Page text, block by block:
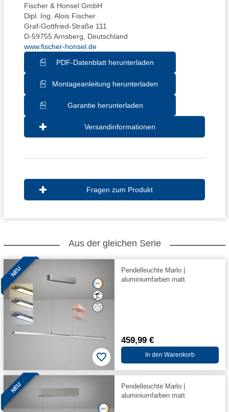
Fischer & Honsel GmbH
Dipl. Ing. Alois Fischer
Graf-Gottfried-Straße 111
D-59755 Arnsberg, Deutschland
www.fischer-honsel.de
PDF-Datenblatt herunterladen
Montageanleitung herunterladen
Garantie herunterladen
Versandinformationen
Fragen zum Produkt
Aus der gleichen Serie
NEU
Pendelleuchte Marlo |
aluminiumfarben matt
459,99 €
In den Warenkorb
NEU
Pendelleuchte Marlo |
aluminiumfarben matt